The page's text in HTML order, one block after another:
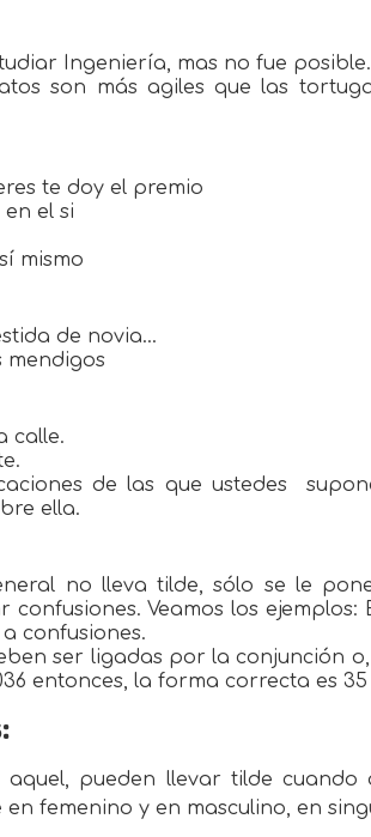
Ingeniería, mas no fue posible.
son más agiles que las
te doy el premio
el si
mismo
de novia…
mendigos
calle.
de las que ustedes
ella.
no lleva tilde, sólo se le
Veamos los
confusiones.
ser ligadas por la conjunción
entonces, la forma correcta es 35
aquel, pueden llevar tilde
femenino y en masculino, en